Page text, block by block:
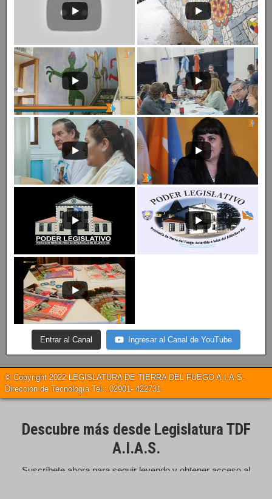
Entrar al Canal Ingresar al Canal de YouTube
© Copyright 2022 LEGISLATURA DE TIERRA DEL FUEGO A.I.A.S.
Dirección de Tecnología Tel.: 02901- 422731
Descubre más desde Legislatura TDF
A.I.A.S.
Suscríbete ahora para seguir leyendo y obtener acceso al